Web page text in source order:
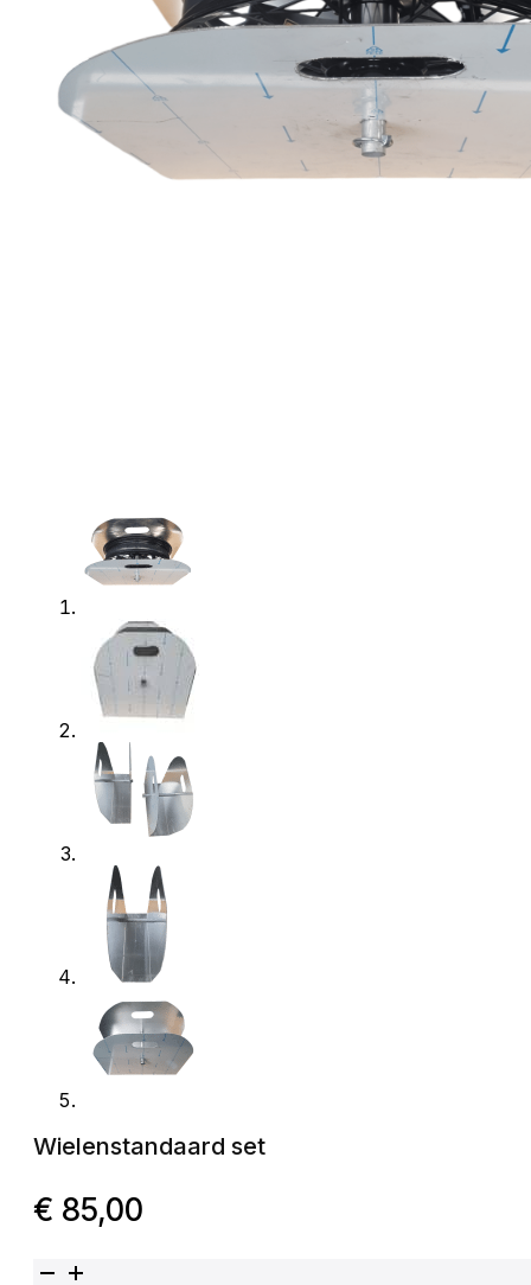
Wielenstandaard set
€ 85,00
Wielenstandaard set aantal